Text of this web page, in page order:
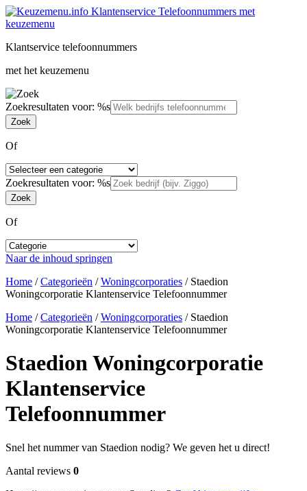
Klantservice telefoonnummers
met het keuzemenu
Zoekresultaten voor: %s
Of
Zoekresultaten voor: %s
Of
Naar de inhoud springen
Home /Categorieën /Woningcorporaties / Staedion
Woningcorporatie Klantenservice Telefoonnummer
Home /Categorieën /Woningcorporaties / Staedion
Woningcorporatie Klantenservice Telefoonnummer
Staedion Woningcorporatie
Klantenservice
Telefoonnummer
Snel het nummer van Staedion nodig? We geven het u direct!
Aantal reviews 0